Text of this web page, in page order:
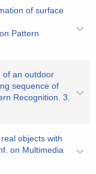
of surface
Pattern
of an outdoor
sequence of
Recognition. 3.
objects with
on Multimedia